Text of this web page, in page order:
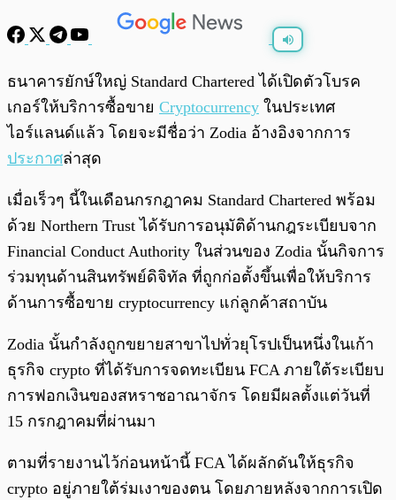
พร้อมเล่น 0:00 /
ธนาคารยักษ์ใหญ่ Standard Chartered ได้เปิดตัวโบรค
เกอร์ให้บริการซื้อขาย Cryptocurrency ในประเทศ
ไอร์แลนด์แล้ว โดยจะมีชื่อว่า Zodia อ้างอิงจากการ
ประกาศล่าสุด
เมื่อเร็วๆ นี้ในเดือนกรกฎาคม Standard Chartered พร้อม
ด้วย Northern Trust ได้รับการอนุมัติด้านกฎระเบียบจาก
Financial Conduct Authority ในส่วนของ Zodia นั้นกิจการ
ร่วมทุนด้านสินทรัพย์ดิจิทัล ที่ถูกก่อตั้งขึ้นเพื่อให้บริการ
ด้านการซื้อขาย cryptocurrency แก่ลูกค้าสถาบัน
Zodia นั้นกำลังถูกขยายสาขาไปทั่วยุโรปเป็นหนึ่งในเก้า
ธุรกิจ crypto ที่ได้รับการจดทะเบียน FCA ภายใต้ระเบียบ
การฟอกเงินของสหราชอาณาจักร โดยมีผลตั้งแต่วันที่
15 กรกฎาคมที่ผ่านมา
ตามที่รายงานไว้ก่อนหน้านี้ FCA ได้ผลักดันให้ธุรกิจ
crypto อยู่ภายใต้ร่มเงาของตน โดยภายหลังจากการเปิด